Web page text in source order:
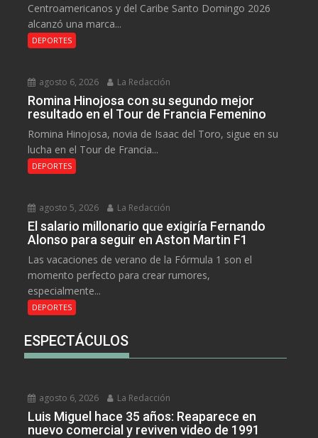
Centroamericanos y del Caribe Santo Domingo 2026
alcanzó una marca...
DEPORTES
agosto 6, 2026 La Redacción
Romina Hinojosa con su segundo mejor
resultado en el Tour de Francia Femenino
Romina Hinojosa, novia de Isaac del Toro, sigue en su
lucha en el Tour de Francia...
DEPORTES
agosto 5, 2026 La Redacción
El salario millonario que exigiría Fernando
Alonso para seguir en Aston Martin F1
Las vacaciones de verano de la Fórmula 1 son el
momento perfecto para crear rumores,
especialmente...
DEPORTES
ESPECTÁCULOS
agosto 6, 2026 La Redacción
Luis Miguel hace 35 años: Reaparece en
nuevo comercial y reviven video de 1991